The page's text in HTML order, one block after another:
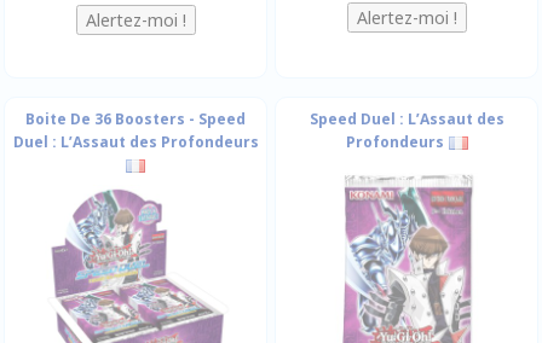
Boite De 36 Boosters - Speed
Duel : L’Assaut des Profondeurs
Speed Duel : L’Assaut des
Profondeurs